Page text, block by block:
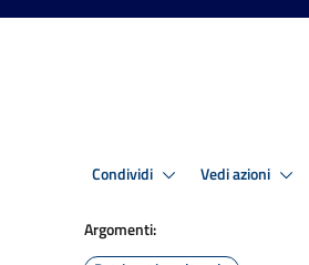
Condividi Vedi azioni
Argomenti: